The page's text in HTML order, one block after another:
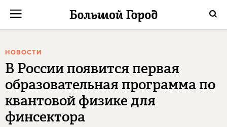
НОВОСТИ
В России появится первая
образовательная программа по
квантовой физике для
финсектора